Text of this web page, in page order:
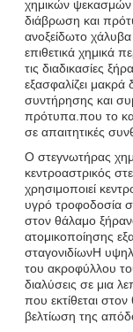
χημικών ψεκασμών
διάβρωση και
ανοξείδωτο χάλυβα
επιθετικά χημικά
τις διαδικασίες
εξασφαλίζει μακρά
συντήρησης και
πρότυπα.που το
σε απαιτητικές
Ο στεγνωτήρας
κεντροαστρικός
χρησιμοποιεί
υγρό τροφοδοσία
στον θάλαμο
ατομικοποίησης
σταγονιδίωνΗ
του ακροφύλλου
διαλύσεις σε μια
που εκτίθεται
βελτίωση της